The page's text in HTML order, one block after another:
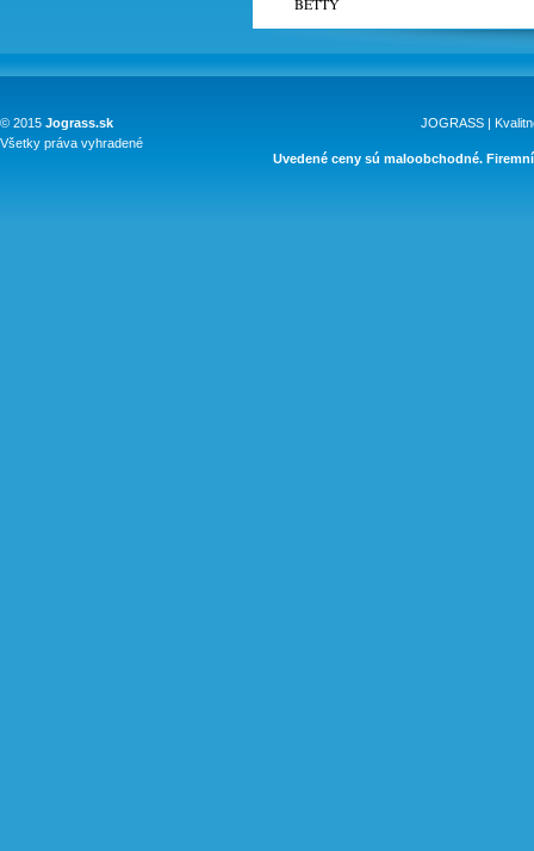
© 2015 Jograss.sk
Všetky práva vyhradené
JOGRASS |
Uvedené ceny sú maloobchodné.